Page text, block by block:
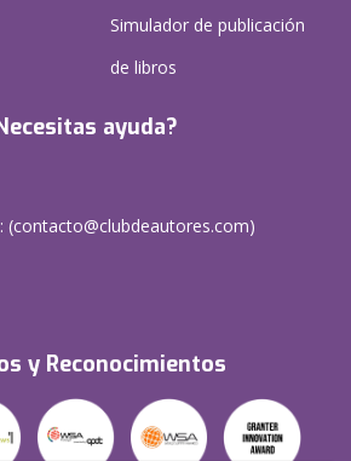
Simulador de publicación
de libros
ayuda?
(contacto@clubdeautores.com)
y Reconocimientos